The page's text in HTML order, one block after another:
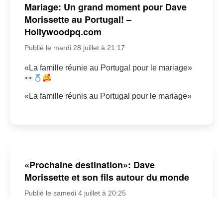
Mariage: Un grand moment pour Dave
Morissette au Portugal! –
Hollywoodpq.com
Publié le mardi 28 juillet à 21:17
«La famille réunie au Portugal pour le mariage»
«La famille réunis au Portugal pour le mariage»
«Prochaine destination»: Dave
Morissette et son fils autour du monde
Publié le samedi 4 juillet à 20:25